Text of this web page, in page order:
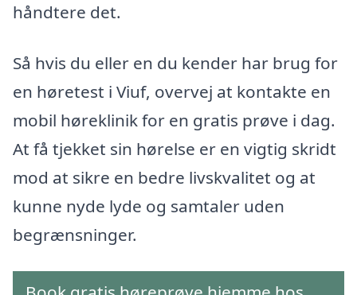
håndtere det.
Så hvis du eller en du kender har brug for
en høretest i Viuf, overvej at kontakte en
mobil høreklinik for en gratis prøve i dag.
At få tjekket sin hørelse er en vigtig skridt
mod at sikre en bedre livskvalitet og at
kunne nyde lyde og samtaler uden
begrænsninger.